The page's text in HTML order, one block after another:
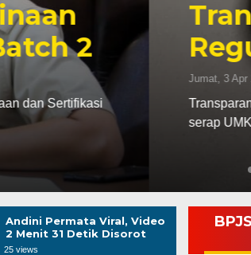
Transparansi
Regulasi BGN
Jumat, 3 Apr 2026 - 16:27 WIB
Transparansi SPPG diperkuat melalui
serap UMKM lokal, cegah monopoli.
Andini Permata Viral, Video
2 Menit 31 Detik Disorot
25 views